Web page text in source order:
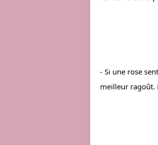
- Si une rose
meilleur ragoût.